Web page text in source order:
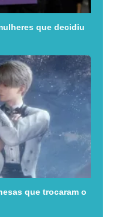
que decidiu
que trocaram o